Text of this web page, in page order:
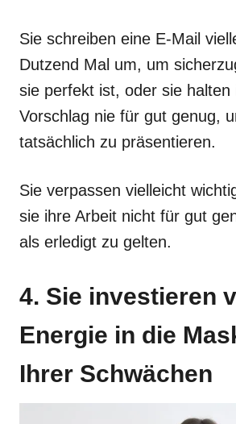
Sie schreiben eine E-Mail
Dutzend Mal um, um
sie perfekt ist, oder sie halten
Vorschlag nie für gut genug,
tatsächlich zu präsentieren.
Sie verpassen vielleicht
sie ihre Arbeit nicht für gut
als erledigt zu gelten.
4. Sie investieren
Energie in die
Ihrer Schwächen